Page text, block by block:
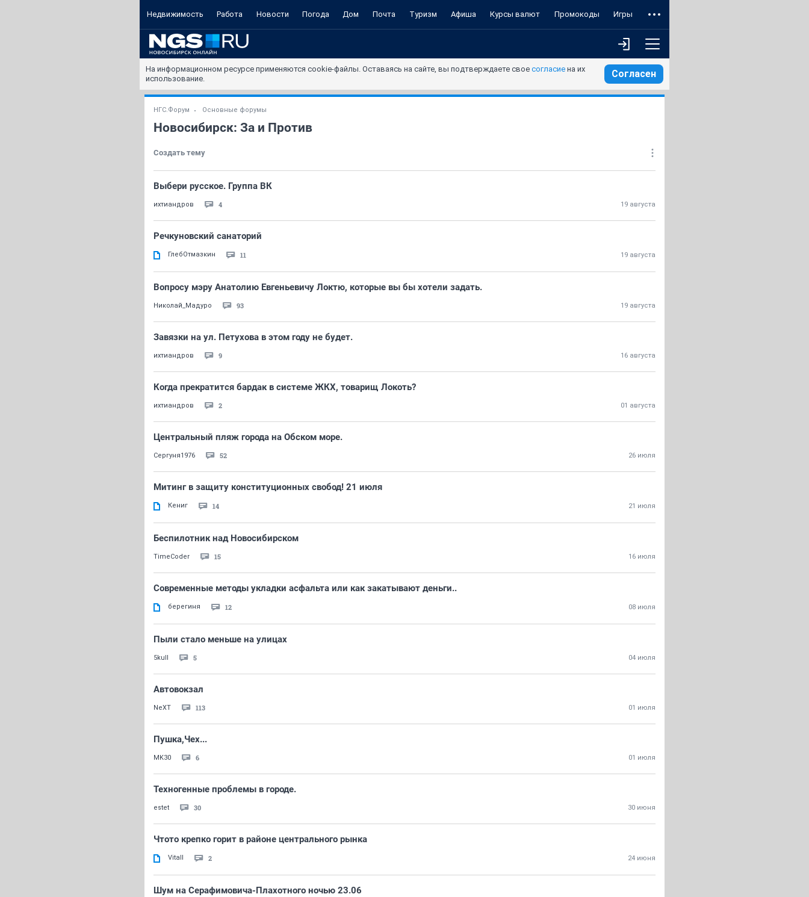
Недвижимость Работа Новости Погода Дом Почта Туризм Афиша Курсы валют Промокоды Игры
На информационном ресурсе применяются cookie-файлы. Оставаясь на сайте, вы подтверждаете свое согласие на их
использование.
Согласен
НГС.Форум Основные форумы
Новосибирск: За и Против
Создать тему
Выбери русское. Группа ВК
ихтиандров 4 19 августа
Речкуновский санаторий
ГлебОтмазкин 11 19 августа
Вопросу мэру Анатолию Евгеньевичу Локтю, которые вы бы хотели задать.
Николай_Мадуро 93 19 августа
Завязки на ул. Петухова в этом году не будет.
ихтиандров 9 16 августа
Когда прекратится бардак в системе ЖКХ, товарищ Локоть?
ихтиандров 2 01 августа
Центральный пляж города на Обском море.
Сергуня1976 52 26 июля
Митинг в защиту конституционных свобод! 21 июля
Кениг 14 21 июля
Беспилотник над Новосибирском
TimeCoder 15 16 июля
Современные методы укладки асфальта или как закатывают деньги..
берегиня 12 08 июля
Пыли стало меньше на улицах
5kull 5 04 июля
Автовокзал
NeXT 113 01 июля
Пушка,Чех...
MK30 6 01 июля
Техногенные проблемы в городе.
estet 30 30 июня
Чтото крепко горит в районе центрального рынка
Vitall 2 24 июня
Шум на Серафимовича-Плахотного ночью 23.06